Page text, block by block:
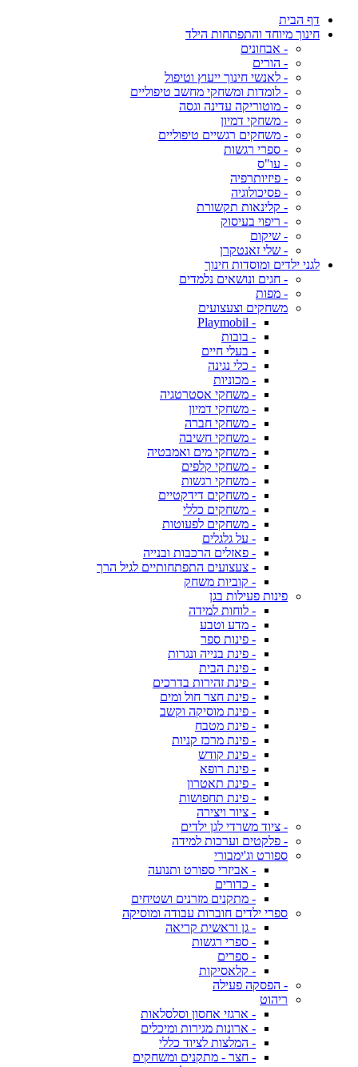
דף הבית
חינוך מיוחד והתפתחות הילד
- אבחונים
- הורים
- לאנשי חינוך ייעוץ וטיפול
- לומדות ומשחקי מחשב טיפוליים
- מוטוריקה עדינה וגסה
- משחקי דמיון
- משחקים רגשיים טיפוליים
- ספרי רגשות
- עו"ס
- פיזיותרפיה
- פסיכולוגיה
- קלינאות תקשורת
- ריפוי בעיסוק
- שיקום
- שלי זאנטקרן
לגני ילדים ומוסדות חינוך
- חגים ונושאים נלמדים
- מפות
משחקים וצעצועים
- Playmobil
- בובות
- בעלי חיים
- כלי נגינה
- מכוניות
- משחקי אסטרטגיה
- משחקי דמיון
- משחקי חברה
- משחקי חשיבה
- משחקי מים ואמבטיה
- משחקי קלפים
- משחקי רגשות
- משחקים דידקטיים
- משחקים כללי
- משחקים לפעוטות
- על גלגלים
- פאזלים הרכבות ובנייה
- צעצועים התפתחותיים לגיל הרך
- קוביות משחק
פינות פעילות בגן
- לוחות למידה
- מדע וטבע
- פינות ספר
- פינת בנייה ונגרות
- פינת הבית
- פינת זהירות בדרכים
- פינת חצר חול ומים
- פינת מוסיקה וקשב
- פינת מטבח
- פינת מרכז קניות
- פינת קודש
- פינת רופא
- פינת תאטרון
- פינת תחפושות
- ציור ויצירה
- ציוד משרדי לגן ילדים
- פלקטים וערכות למידה
ספורט וג'ימבורי
- אביזרי ספורט ותנועה
- כדורים
- מתקנים מזרנים ושטיחים
ספרי ילדים חוברות עבודה ומוסיקה
- גן וראשית קריאה
- ספרי רגשות
- ספרים
- קלאסיקות
- הפסקה פעילה
ריהוט
- ארגזי אחסון וסלסלאות
- ארונות מגירות ומיכלים
- המלצות לציוד כללי
- חצר - מתקנים ומשחקים